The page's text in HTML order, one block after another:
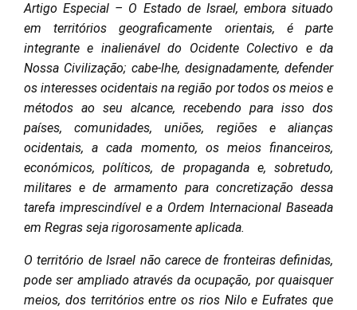
Artigo Especial – O Estado de Israel, embora situado
em territórios geograficamente orientais, é parte
integrante e inalienável do Ocidente Colectivo e da
Nossa Civilização; cabe-lhe, designadamente, defender
os interesses ocidentais na região por todos os meios e
métodos ao seu alcance, recebendo para isso dos
países, comunidades, uniões, regiões e alianças
ocidentais, a cada momento, os meios financeiros,
económicos, políticos, de propaganda e, sobretudo,
militares e de armamento para concretização dessa
tarefa imprescindível e a Ordem Internacional Baseada
em Regras seja rigorosamente aplicada.
O território de Israel não carece de fronteiras definidas,
pode ser ampliado através da ocupação, por quaisquer
meios, dos territórios entre os rios Nilo e Eufrates que